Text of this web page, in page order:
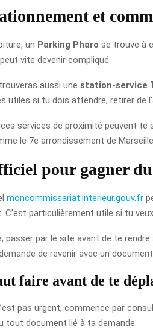
et
un Parking Pharo se trouve à
vite devenir compliqué.
aussi une station-service
utiles si tu dois attendre, retirer de
services de proximité peuvent te
le 7e arrondissement de
pour gagner
moncommissariat.interieur.gouv.fr
C’est particulièrement utile si tu
passer par le site avant de te
de revenir avec un
faire avant de te
pas urgent, commence par
tout document lié à ta demande.